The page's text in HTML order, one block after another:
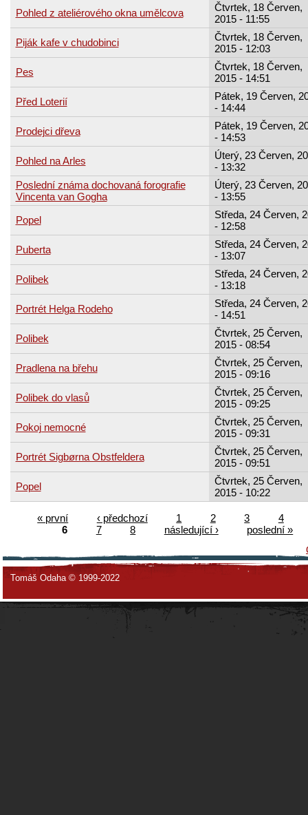
Pohled z ateliérového okna umělcova
Čtvrtek, 18 Červen,
2015 - 11:55
Piják kafe v chudobinci
Čtvrtek, 18 Červen,
2015 - 12:03
Pes
Čtvrtek, 18 Červen,
2015 - 14:51
Před Loterií
Pátek, 19 Červen,
- 14:44
Prodejci dřeva
Pátek, 19 Červen,
- 14:53
Pohled na Arles
Úterý, 23 Červen,
- 13:32
Poslední známa dochovaná forografie
Vincenta van Gogha
Úterý, 23 Červen,
- 13:55
Popel
Středa, 24 Červen,
- 12:58
Puberta
Středa, 24 Červen,
- 13:07
Polibek
Středa, 24 Červen,
- 13:18
Portrét Helga Rodeho
Středa, 24 Červen,
- 14:51
Polibek
Čtvrtek, 25 Červen,
2015 - 08:54
Pradlena na břehu
Čtvrtek, 25 Červen,
2015 - 09:16
Polibek do vlasů
Čtvrtek, 25 Červen,
2015 - 09:25
Pokoj nemocné
Čtvrtek, 25 Červen,
2015 - 09:31
Portrét Sigbørna Obstfeldera
Čtvrtek, 25 Červen,
2015 - 09:51
Popel
Čtvrtek, 25 Červen,
2015 - 10:22
« první ‹ předchozí 1 2 3
4
6
7 8 následující ›
poslední »
Tomáš Odaha © 1999-2022